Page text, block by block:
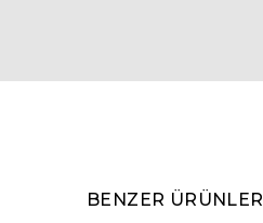
BENZER ÜRÜNLER